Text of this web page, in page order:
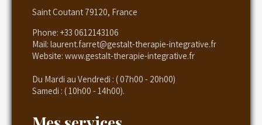
Saint Coutant 79120, France
Phone: +33 0612143106
Mail: laurent.farret@gestalt-therapie-integrative.fr
Website: www.gestalt-therapie-integrative.fr
Du Mardi au Vendredi : ( 07h00 - 20h00)
Samedi : ( 10h00 - 14h00).